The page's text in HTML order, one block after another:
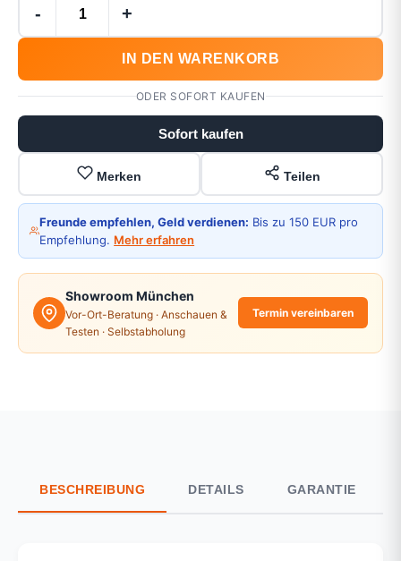
- +
IN DEN WARENKORB
ODER SOFORT KAUFEN
Sofort kaufen
Merken Teilen
Freunde empfehlen, Geld verdienen: Bis zu 150 EUR pro
Empfehlung. Mehr erfahren
Showroom München
Vor-Ort-Beratung · Anschauen &
Testen · Selbstabholung
Termin vereinbaren
BESCHREIBUNG DETAILS GARANTIE